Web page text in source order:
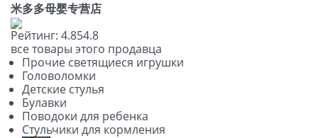
米多多母婴专营店
Рейтинг: 4.854.8
все товары этого продавца
Прочие светящиеся игрушки
Головоломки
Детские стулья
Булавки
Поводоки для ребенка
Стульчики для кормления